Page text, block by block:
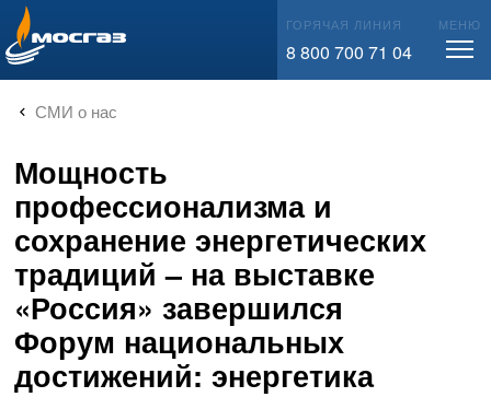
info@mos-gaz.ru ГОРЯЧАЯ ЛИНИЯ
8 800 700 71 04
МЕНЮ
СМИ о нас
Мощность
профессионализма и
сохранение энергетических
традиций – на выставке
«Россия» завершился
Форум национальных
достижений: энергетика